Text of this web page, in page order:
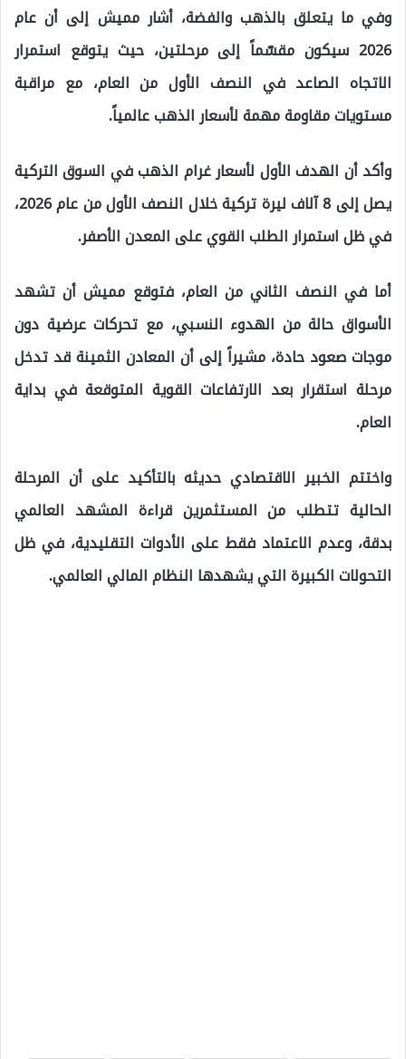
وفي ما يتعلق بالذهب والفضة، أشار مميش إلى أن عام
2026 سيكون مقسّماً إلى مرحلتين، حيث يتوقع استمرار
الاتجاه الصاعد في النصف الأول من العام، مع مراقبة
مستويات مقاومة مهمة لأسعار الذهب عالمياً.
وأكد أن الهدف الأول لأسعار غرام الذهب في السوق التركية
يصل إلى 8 آلاف ليرة تركية خلال النصف الأول من عام 2026،
في ظل استمرار الطلب القوي على المعدن الأصفر.
أما في النصف الثاني من العام، فتوقع مميش أن تشهد
الأسواق حالة من الهدوء النسبي، مع تحركات عرضية دون
موجات صعود حادة، مشيراً إلى أن المعادن الثمينة قد تدخل
مرحلة استقرار بعد الارتفاعات القوية المتوقعة في بداية
العام.
واختتم الخبير الاقتصادي حديثه بالتأكيد على أن المرحلة
الحالية تتطلب من المستثمرين قراءة المشهد العالمي
بدقة، وعدم الاعتماد فقط على الأدوات التقليدية، في ظل
التحولات الكبيرة التي يشهدها النظام المالي العالمي.